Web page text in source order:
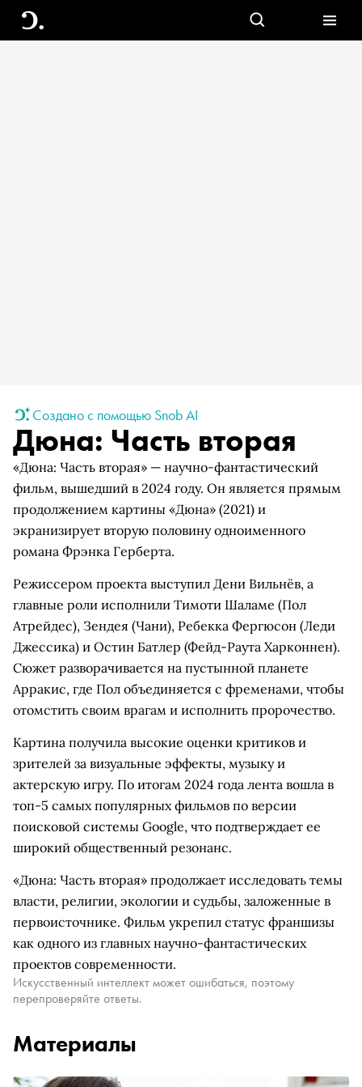
Создано с помощью Snob AI
Дюна: Часть вторая
«Дюна: Часть вторая» — научно-фантастический
фильм, вышедший в 2024 году. Он является прямым
продолжением картины «Дюна» (2021) и
экранизирует вторую половину одноименного
романа Фрэнка Герберта.
Режиссером проекта выступил Дени Вильнёв, а
главные роли исполнили Тимоти Шаламе (Пол
Атрейдес), Зендея (Чани), Ребекка Фергюсон (Леди
Джессика) и Остин Батлер (Фейд-Раута Харконнен).
Сюжет разворачивается на пустынной планете
Арракис, где Пол объединяется с фременами, чтобы
отомстить своим врагам и исполнить пророчество.
Картина получила высокие оценки критиков и
зрителей за визуальные эффекты, музыку и
актерскую игру. По итогам 2024 года лента вошла в
топ-5 самых популярных фильмов по версии
поисковой системы Google, что подтверждает ее
широкий общественный резонанс.
«Дюна: Часть вторая» продолжает исследовать темы
власти, религии, экологии и судьбы, заложенные в
первоисточнике. Фильм укрепил статус франшизы
как одного из главных научно-фантастических
проектов современности.
Искусственный интеллект может ошибаться, поэтому
перепроверяйте ответы.
Материалы